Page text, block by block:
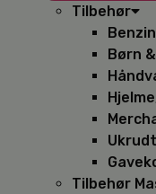
Tilbehør
Børn
Tilbehør